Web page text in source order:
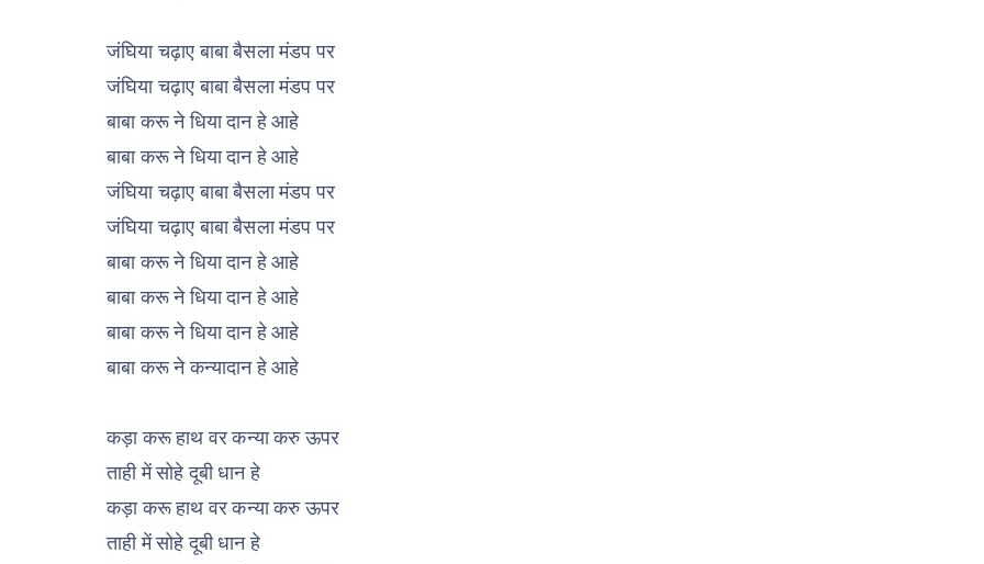
जंघिया चढ़ाए बाबा बैसला मंडप पर
जंघिया चढ़ाए बाबा बैसला मंडप पर
बाबा करू ने धिया दान हे आहे
बाबा करू ने धिया दान हे आहे
जंघिया चढ़ाए बाबा बैसला मंडप पर
जंघिया चढ़ाए बाबा बैसला मंडप पर
बाबा करू ने धिया दान हे आहे
बाबा करू ने धिया दान हे आहे
बाबा करू ने धिया दान हे आहे
बाबा करू ने कन्यादान हे आहे
कड़ा करू हाथ वर कन्या करु ऊपर
ताही में सोहे दूबी धान हे
कड़ा करू हाथ वर कन्या करु ऊपर
ताही में सोहे दूबी धान हे